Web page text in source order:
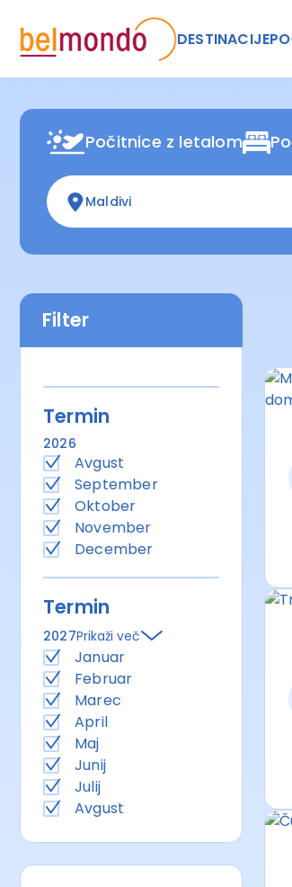
DESTINACIJE
Počitnice z letalom
Maldivi
Filter
Termin
2026
Avgust
September
Oktober
November
December
Termin
2027Prikaži več
Januar
Februar
Marec
April
Maj
Junij
Julij
Avgust